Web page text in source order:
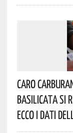
Caro
Basilicata Si
Ecco I Dati